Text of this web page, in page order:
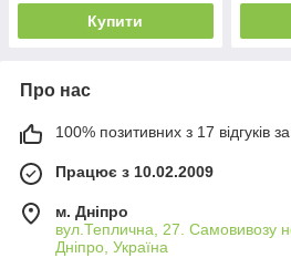
Купити
Про нас
100% позитивних з 17 відгуків за
Працює з 10.02.2009
м. Дніпро
вул.Теплична, 27. Самовивозу
Дніпро, Україна